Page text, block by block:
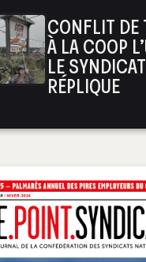
CONFLIT DE
À LA COOP
LE SYNDICAT
RÉPLIQUE